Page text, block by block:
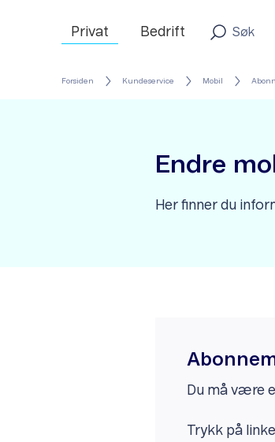
Privat Bedrift
Forsiden Kundeservice Mobil
Endre
Her finner du
Du må være
Trykk på